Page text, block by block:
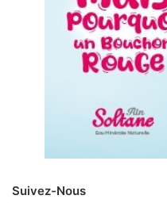
Suivez-Nous